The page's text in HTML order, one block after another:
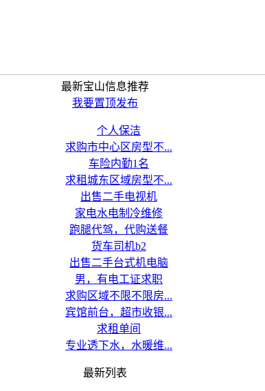
最新宝山信息推荐
我要置顶发布
个人保洁
求购市中心区房型不...
车险内勤1名
求租城东区域房型不...
出售二手电视机
家电水电制冷维修
跑腿代驾，代购送餐
货车司机b2
出售二手台式机电脑
男，有电工证求职
求购区域不限不限房...
宾馆前台，超市收银...
求租单间
专业透下水，水暖维...
最新列表